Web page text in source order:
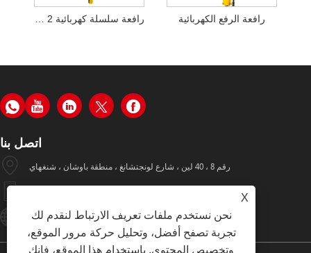
رافعة الرفع الكهربائية
اتصل بنا
رقم 8 ، 40 لين ، شارع لونجتشانغ ، منطقة باوشان ، شنغهاي
Hugo002@yiyinggroup.com
X
نحن نستخدم ملفات تعريف الارتباط لنقدم لك
تجربة تصفح أفضل، وتحليل حركة مرور الموقع،
وتخصيص المحتوى. باستخدام هذا الموقع، فإنك